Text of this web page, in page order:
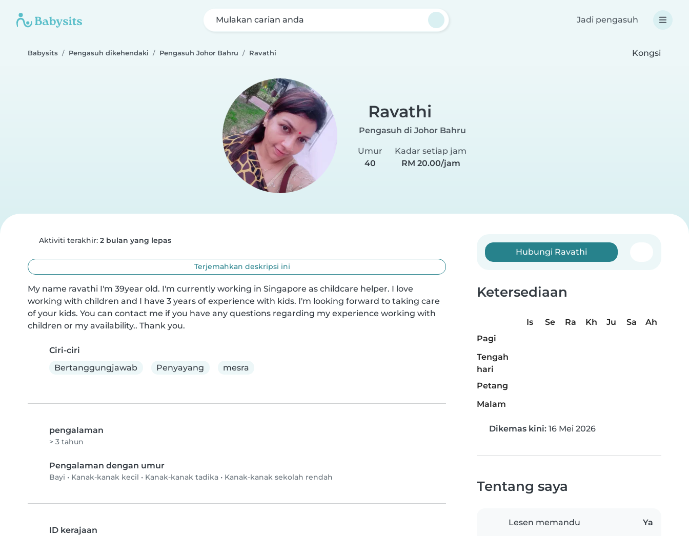
Mulakan carian anda Jadi pengasuh
Babysits Pengasuh dikehendaki Pengasuh Johor Bahru Ravathi Kongsi
Ravathi
Pengasuh di Johor Bahru
Umur
40
Kadar setiap jam
RM 20.00/jam
Aktiviti terakhir: 2 bulan yang lepas
Terjemahkan deskripsi ini
My name ravathi I'm 39year old. I'm currently working in Singapore as childcare helper. I love
working with children and I have 3 years of experience with kids. I'm looking forward to taking care
of your kids. You can contact me if you have any questions regarding my experience working with
children or my availability.. Thank you.
Ciri-ciri
Bertanggungjawab
Penyayang mesra
pengalaman
> 3 tahun
Pengalaman dengan umur
Bayi • Kanak-kanak kecil • Kanak-kanak tadika • Kanak-kanak sekolah rendah
ID kerajaan
Hubungi Ravathi
Ketersediaan
Is Se Ra Kh Ju Sa
Ah
Pagi
Tengah
hari
Petang
Malam
Dikemas kini: 16 Mei 2026
Tentang saya
Lesen memandu Ya